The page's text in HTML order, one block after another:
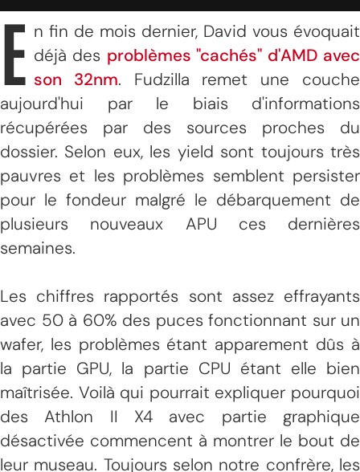
E n fin de mois dernier, David vous évoquait
déjà des problèmes "cachés" d'AMD avec
son 32nm. Fudzilla remet une couche
aujourd'hui par le biais d'informations
récupérées par des sources proches du
dossier. Selon eux, les yield sont toujours très
pauvres et les problèmes semblent persister
pour le fondeur malgré le débarquement de
plusieurs nouveaux APU ces dernières
semaines.
Les chiffres rapportés sont assez effrayants
avec 50 à 60% des puces fonctionnant sur un
wafer, les problèmes étant apparement dûs à
la partie GPU, la partie CPU étant elle bien
maîtrisée. Voilà qui pourrait expliquer pourquoi
des Athlon II X4 avec partie graphique
désactivée commencent à montrer le bout de
leur museau. Toujours selon notre confrère, les